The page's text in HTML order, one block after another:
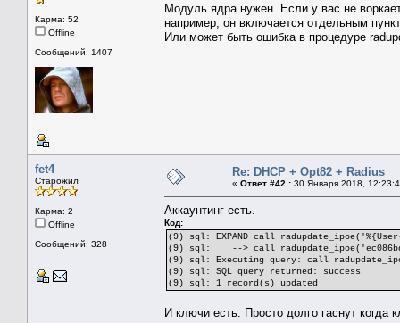
Карма: 52
Offline
Сообщений: 1407
Модуль ядра нужен. Если у вас не
например, он включается отдельным
Или может быть ошибка в процедуре
fet4
Старожил
Карма: 2
Offline
Сообщений: 328
Re: DHCP + Opt82 + Radius
« Ответ #42 : 30 Января 2018,
Аккаунтинг есть.
Код:
(9) sql: EXPAND call
(9) sql: --> call
(9) sql: Executing query: call
(9) sql: SQL query returned: success
(9) sql: 1 record(s) updated
И ключи есть. Просто долго гаснут когда